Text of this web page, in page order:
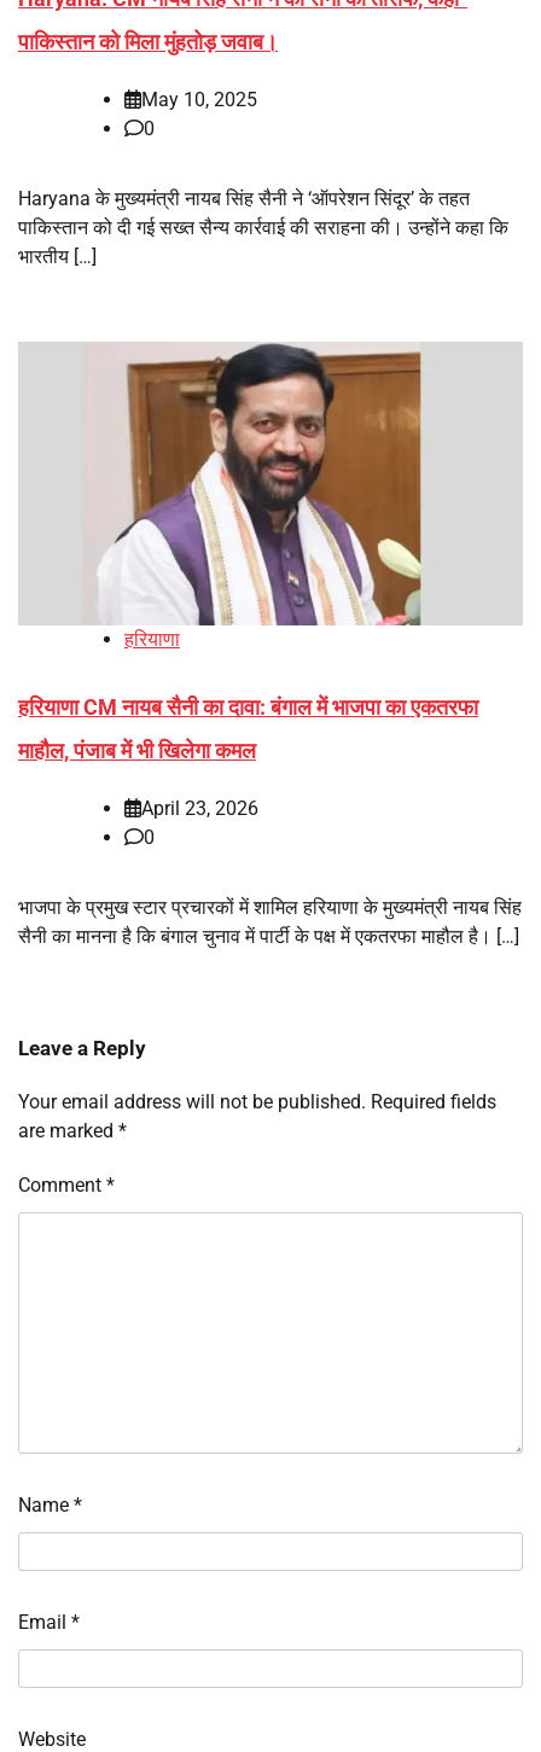
पाकिस्तान को मिला मुंहतोड़ जवाब।
May 10, 2025
0
Haryana के मुख्यमंत्री नायब सिंह सैनी ने ‘ऑपरेशन सिंदूर’ के तहत
पाकिस्तान को दी गई सख्त सैन्य कार्रवाई की सराहना की। उन्होंने कहा कि
भारतीय […]
हरियाणा
हरियाणा CM नायब सैनी का दावा: बंगाल में भाजपा का एकतरफा
माहौल, पंजाब में भी खिलेगा कमल
April 23, 2026
0
भाजपा के प्रमुख स्टार प्रचारकों में शामिल हरियाणा के मुख्यमंत्री नायब सिंह
सैनी का मानना है कि बंगाल चुनाव में पार्टी के पक्ष में एकतरफा माहौल है। […]
Leave a Reply
Your email address will not be published. Required fields
are marked *
Comment *
Name *
Email *
Website